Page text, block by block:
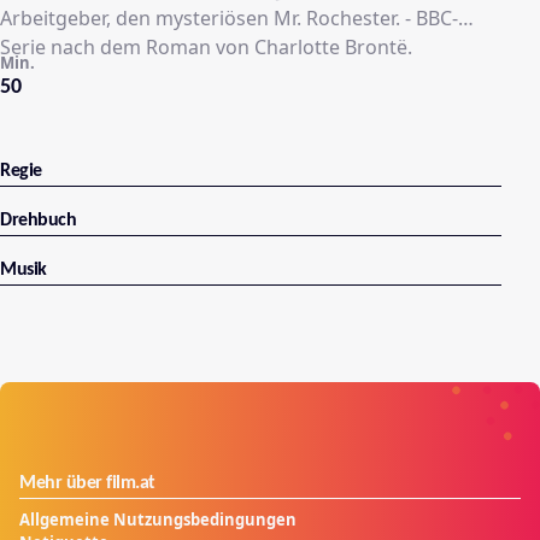
Arbeitgeber, den mysteriösen Mr. Rochester. - BBC-
Serie nach dem Roman von Charlotte Brontë.
50
Min.
Regie
Drehbuch
Musik
Mehr über film.at
Allgemeine Nutzungsbedingungen